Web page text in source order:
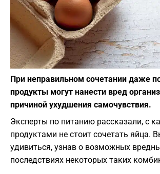
При неправильном сочетании даже
продукты могут нанести вред
причиной ухудшения самочувствия.
Эксперты по питанию рассказали, с
продуктами не стоит сочетать яйца.
удивиться, узнав о возможных
последствиях некоторых таких